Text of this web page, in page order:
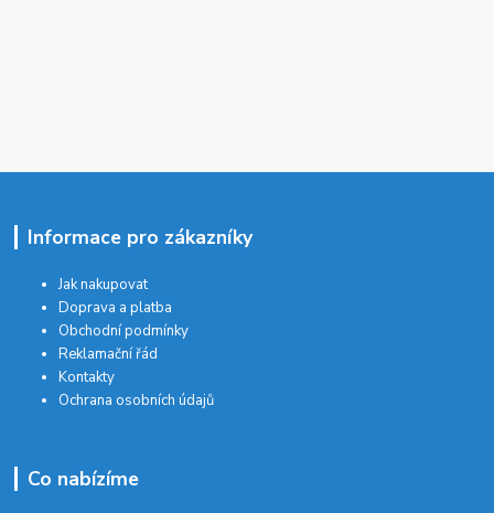
Informace pro zákazníky
Jak nakupovat
Doprava a platba
Obchodní podmínky
Reklamační řád
Kontakty
Ochrana osobních údajů
Co nabízíme